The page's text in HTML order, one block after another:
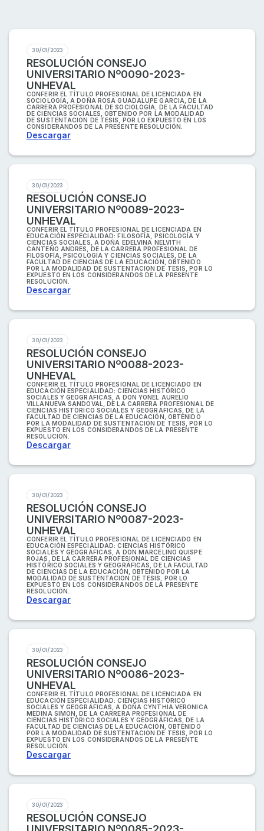
30/01/2023
RESOLUCIÓN CONSEJO
UNIVERSITARIO Nº0090-2023-
UNHEVAL
CONFERIR EL TÍTULO PROFESIONAL DE LICENCIADA EN
SOCIOLOGÍA, A DOÑA ROSA GUADALUPE GARCIA, DE LA
CARRERA PROFESIONAL DE SOCIOLOGÍA, DE LA FACULTAD
DE CIENCIAS SOCIALES, OBTENIDO POR LA MODALIDAD
DE SUSTENTACION DE TESIS, POR LO EXPUESTO EN LOS
CONSIDERANDOS DE LA PRESENTE RESOLUCIÓN.
Descargar
30/01/2023
RESOLUCIÓN CONSEJO
UNIVERSITARIO Nº0089-2023-
UNHEVAL
CONFERIR EL TÍTULO PROFESIONAL DE LICENCIADA EN
EDUCACIÓN ESPECIALIDAD: FILOSOFÍA, PSICOLOGÍA Y
CIENCIAS SOCIALES, A DOÑA EDELVINA NELVITH
CANTEÑO ANDRES, DE LA CARRERA PROFESIONAL DE
FILOSOFÍA, PSICOLOGÍA Y CIENCIAS SOCIALES, DE LA
FACULTAD DE CIENCIAS DE LA EDUCACIÓN, OBTENIDO
POR LA MODALIDAD DE SUSTENTACION DE TESIS, POR LO
EXPUESTO EN LOS CONSIDERANDOS DE LA PRESENTE
RESOLUCIÓN.
Descargar
30/01/2023
RESOLUCIÓN CONSEJO
UNIVERSITARIO Nº0088-2023-
UNHEVAL
CONFERIR EL TÍTULO PROFESIONAL DE LICENCIADO EN
EDUCACIÓN ESPECIALIDAD: CIENCIAS HISTÓRICO
SOCIALES Y GEOGRÁFICAS, A DON YONEL AURELIO
VILLANUEVA SANDOVAL, DE LA CARRERA PROFESIONAL DE
CIENCIAS HISTÓRICO SOCIALES Y GEOGRÁFICAS, DE LA
FACULTAD DE CIENCIAS DE LA EDUCACIÓN, OBTENIDO
POR LA MODALIDAD DE SUSTENTACION DE TESIS, POR LO
EXPUESTO EN LOS CONSIDERANDOS DE LA PRESENTE
RESOLUCIÓN.
Descargar
30/01/2023
RESOLUCIÓN CONSEJO
UNIVERSITARIO Nº0087-2023-
UNHEVAL
CONFERIR EL TÍTULO PROFESIONAL DE LICENCIADO EN
EDUCACIÓN ESPECIALIDAD: CIENCIAS HISTÓRICO
SOCIALES Y GEOGRÁFICAS, A DON MARCELINO QUISPE
ROJAS, DE LA CARRERA PROFESIONAL DE CIENCIAS
HISTÓRICO SOCIALES Y GEOGRÁFICAS, DE LA FACULTAD
DE CIENCIAS DE LA EDUCACIÓN, OBTENIDO POR LA
MODALIDAD DE SUSTENTACION DE TESIS, POR LO
EXPUESTO EN LOS CONSIDERANDOS DE LA PRESENTE
RESOLUCIÓN.
Descargar
30/01/2023
RESOLUCIÓN CONSEJO
UNIVERSITARIO Nº0086-2023-
UNHEVAL
CONFERIR EL TÍTULO PROFESIONAL DE LICENCIADA EN
EDUCACIÓN ESPECIALIDAD: CIENCIAS HISTÓRICO
SOCIALES Y GEOGRÁFICAS, A DOÑA CYNTHIA VERONICA
MEDINA SIMON, DE LA CARRERA PROFESIONAL DE
CIENCIAS HISTÓRICO SOCIALES Y GEOGRÁFICAS, DE LA
FACULTAD DE CIENCIAS DE LA EDUCACIÓN, OBTENIDO
POR LA MODALIDAD DE SUSTENTACION DE TESIS, POR LO
EXPUESTO EN LOS CONSIDERANDOS DE LA PRESENTE
RESOLUCIÓN.
Descargar
30/01/2023
RESOLUCIÓN CONSEJO